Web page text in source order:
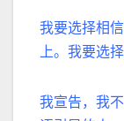
我要选择相信
上。 我要选
我宣告，我